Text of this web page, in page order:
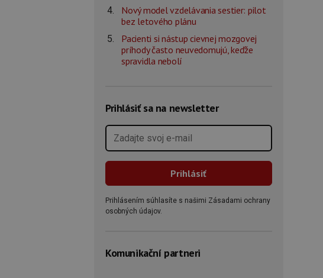
Nový model vzdelávania sestier: pilot
bez letového plánu
Pacienti si nástup cievnej mozgovej
príhody často neuvedomujú, keďže
spravidla nebolí
Prihlásiť sa na newsletter
Prihlásením súhlasíte s našimi Zásadami ochrany
osobných údajov.
Komunikační partneri